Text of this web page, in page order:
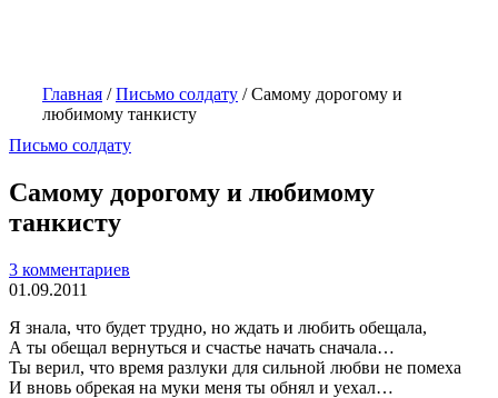
Главная /Письмо солдату /Самому дорогому и
любимому танкисту
Письмо солдату
Самому дорогому и любимому
танкисту
3 комментариев
01.09.2011
Я знала, что будет трудно, но ждать и любить обещала,
А ты обещал вернуться и счастье начать сначала…
Ты верил, что время разлуки для сильной любви не помеха
И вновь обрекая на муки меня ты обнял и уехал…